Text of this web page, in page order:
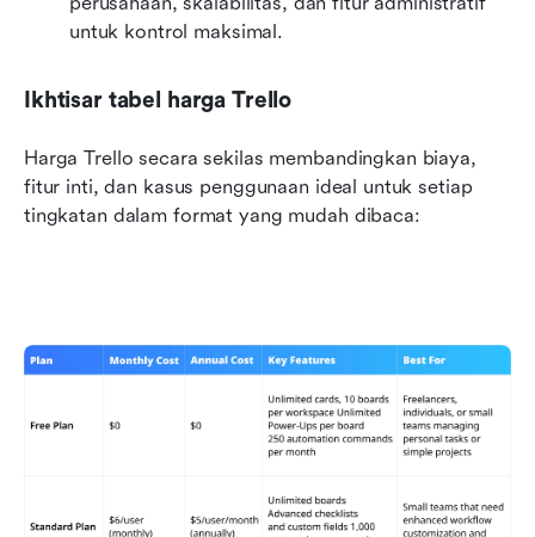
untuk kontrol maksimal.
Ikhtisar tabel harga Trello
Harga Trello secara sekilas membandingkan biaya,
fitur inti, dan kasus penggunaan ideal untuk setiap
tingkatan dalam format yang mudah dibaca: